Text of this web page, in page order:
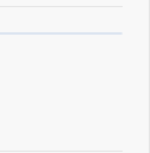
も付きます